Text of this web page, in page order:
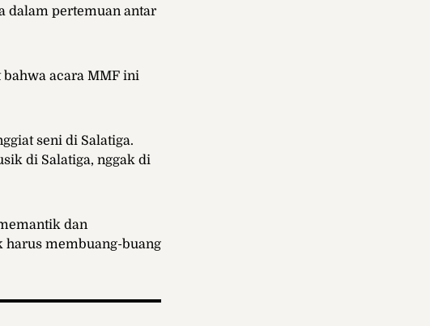
dalam pertemuan antar
bahwa acara MMF ini
seni di Salatiga.
di Salatiga, nggak di
dan
harus membuang-buang